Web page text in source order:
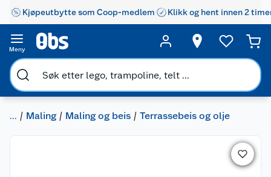
Kjøpeutbytte som Coop-medlem Klikk og hent innen 2
Meny
... Maling Maling og beis Terrassebeis og olje